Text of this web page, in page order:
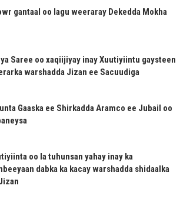
gantaal oo lagu weeraray Dekedda Mokha
Saree oo xaqiijiyay inay Xuutiyiintu gaysteen
warshadda Jizan ee Sacuudiga
Gaaska ee Shirkadda Aramco ee Jubail oo
oo la tuhunsan yahay inay ka
dabka ka kacay warshadda shidaalka